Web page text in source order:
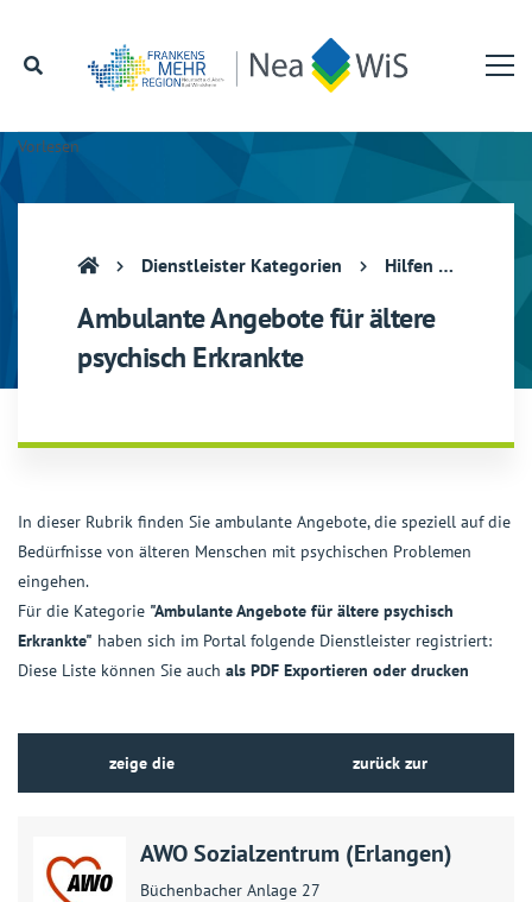
Vorlesen
Dienstleister Kategorien Hilfen für ältere psychisch Erkrankte
Ambulante Angebote für ältere
psychisch Erkrankte
In dieser Rubrik finden Sie ambulante Angebote, die speziell auf die
Bedürfnisse von älteren Menschen mit psychischen Problemen
eingehen.
Für die Kategorie "Ambulante Angebote für ältere psychisch
Erkrankte" haben sich im Portal folgende Dienstleister registriert:
Diese Liste können Sie auch als PDF Exportieren oder drucken
zeige die
Karte
zurück zur
AWO Sozialzentrum (Erlangen)
Büchenbacher Anlage 27